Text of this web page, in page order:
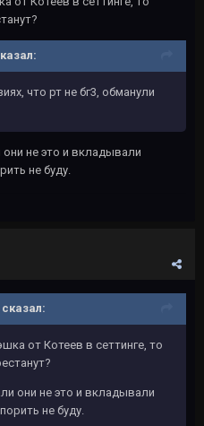
что рт не бг3, обманули
не это и вкладывали
не буду.
сказал:
от Котеев в сеттинге, то
они не это и вкладывали
не буду.